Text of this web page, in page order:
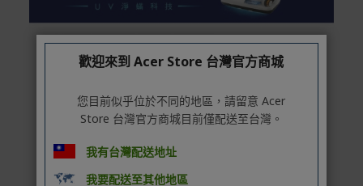
信用卡分期付款：限指定商品使用，滿1千享3期0利
率/滿1萬享3期0利率/滿3萬享12期0利率
銀行帳戶轉帳：使用一次性虛擬帳戶
LINEPAY(含iPASS MONEY)
Apple Pay：須使用行動裝置
Samsung Wallet (原Samsung Pay)：須使用行動裝
置
歡迎來到 Acer Store 台灣官方商城
您目前似乎位於不同的地區，請留意 Acer
Store 台灣官方商城目前僅配送至台灣。
我有台灣配送地址
我要配送至其他地區